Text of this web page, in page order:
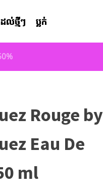
ល់ថ្មីៗ ប្លក់
Rouge by
Eau De
ml